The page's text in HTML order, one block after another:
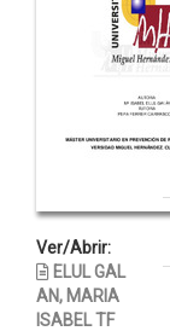
Ver/Abrir:
ELUL GAL
AN, MARIA
ISABEL TF